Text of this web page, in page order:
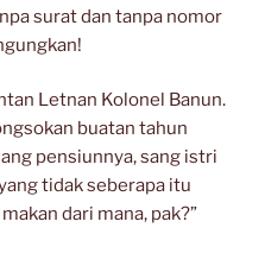
surat dan tanpa nomor
Letnan Kolonel Banun.
buatan tahun
pensiunnya, sang istri
tidak seberapa itu
dari mana, pak?”